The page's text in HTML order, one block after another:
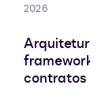
2026
Arquitetura
frameworks
contratos